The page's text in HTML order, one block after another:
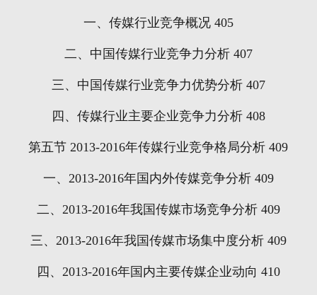
一、传媒行业竞争概况405
二、中国传媒行业竞争力分析407
三、中国传媒行业竞争力优势分析407
四、传媒行业主要企业竞争力分析408
第五节 2013-2016年传媒行业竞争格局分析 409
一、 2013-2016年国内外传媒竞争分析409
二、 2013-2016年我国传媒市场竞争分析409
三、 2013-2016年我国传媒市场集中度分析409
四、 2013-2016年国内主要传媒企业动向 410